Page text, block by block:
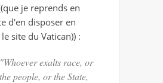
je reprends en
d'en disposer en
site du Vatican)) :
"Whoever exalts race, or
the people, or the State,